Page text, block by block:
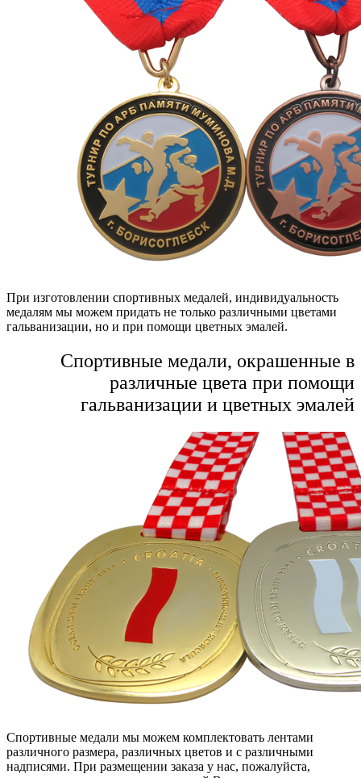
При изготовлении спортивных медалей, индивидуальность
медалям мы можем придать не только различными цветами
гальванизации, но и при помощи цветных эмалей.
Спортивные медали, окрашенные в
различные цвета при помощи
гальванизации и цветных эмалей
Спортивные медали мы можем комплектовать лентами
различного размера, различных цветов и с различными
надписями. При размещении заказа у нас, пожалуйста,